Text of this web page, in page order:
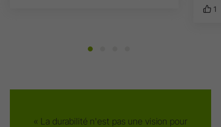
1
« La durabilité n'est pas une vision pour